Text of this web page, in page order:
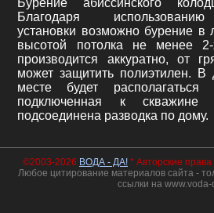
Бурение абиссинского
Благодаря
установки возможно бурение
высотой потолка не менее
производится аккуратно, от
может защитить полиэтилен.
месте будет располагаться
подключенная к
подсоединена разводка по дому.
©2003-2026 ВОДА - ДА! * Авторские
Любое цитирование материалов сайта -
ссылки на www.voda-